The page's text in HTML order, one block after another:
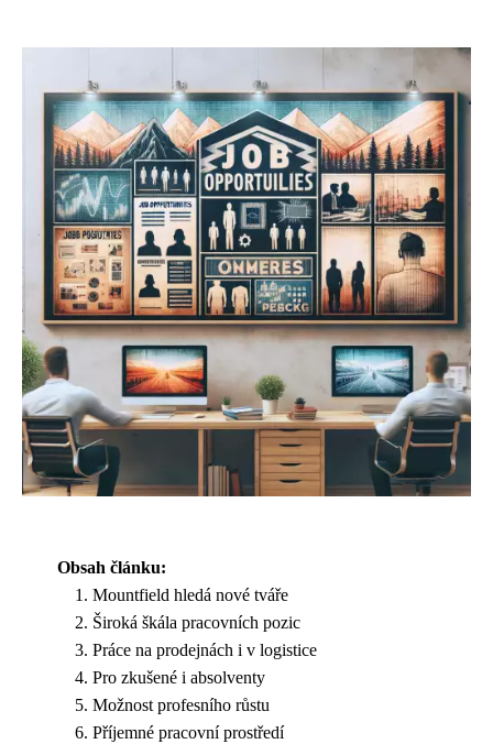
Obsah článku:
Mountfield hledá nové tváře
Široká škála pracovních pozic
Práce na prodejnách i v logistice
Pro zkušené i absolventy
Možnost profesního růstu
Příjemné pracovní prostředí